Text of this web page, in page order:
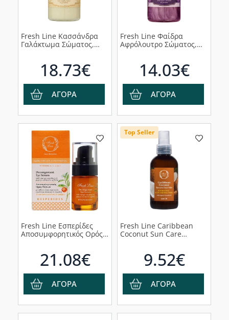
Fresh Line Κασσάνδρα
Γαλάκτωμα Σώματος,
18.73€
ΑΓΟΡΑ
Fresh Line Φαίδρα
Αφρόλουτρο Σώματος,
14.03€
ΑΓΟΡΑ
Fresh Line Εσπερίδες
Αποσυμφορητικός Ορός
21.08€
ΑΓΟΡΑ
Top Seller
Fresh Line Caribbean
Coconut Sun Care
9.52€
ΑΓΟΡΑ